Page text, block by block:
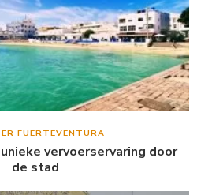
FUERTEVENTURA
vervoerservaring door
de stad